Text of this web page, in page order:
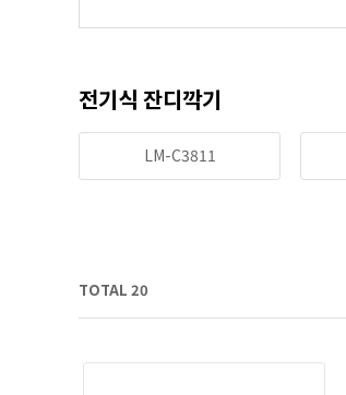
전기식 잔디깍기
LM-C3811
TOTAL 20